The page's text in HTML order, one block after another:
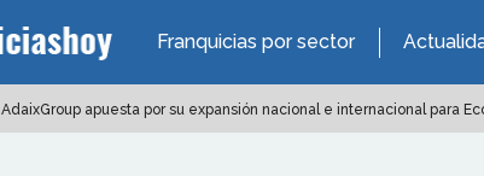
Franquicias por sector
AdaixGroup apuesta por su expansión nacional e internacional para